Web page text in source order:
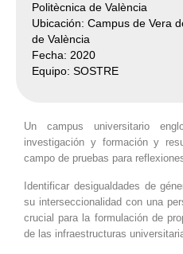
Politècnica de València
Ubicación: Campus de Vera
de València
Fecha: 2020
Equipo: SOSTRE
Un campus universitario
investigación y formación y
campo de pruebas para
Identificar desigualdades de
su interseccionalidad con una
crucial para la formulación de
de las infraestructuras